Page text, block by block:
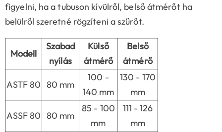
figyelni, ha a tubuson kívülről, belső átmérőt ha
belülről szeretné rögzíteni a szűrőt.
Modell
Szabad
nyílás
Külső
átmérő
Belső
átmérő
ASTF 80 80 mm
100 -
140 mm
130 - 170
mm
ASSF 80 80 mm
85 - 100
mm
111 - 126
mm